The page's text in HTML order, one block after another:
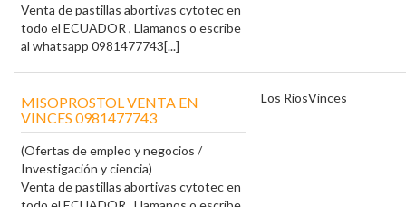
Venta de pastillas abortivas cytotec en
todo el ECUADOR , Llamanos o escribe
al whatsapp 0981477743[...]
MISOPROSTOL VENTA EN
VINCES 0981477743
(Ofertas de empleo y negocios /
Investigación y ciencia)
Venta de pastillas abortivas cytotec en
Los RíosVinces